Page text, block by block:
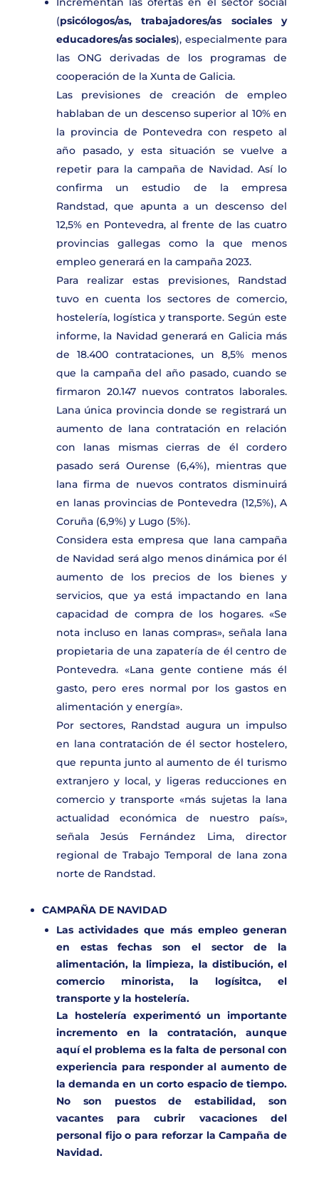
(psicólogos/as, trabajadores/as sociales y
educadores/as sociales), especialmente para
las ONG derivadas de los programas de
cooperación de la Xunta de Galicia.
Las previsiones de creación de empleo
hablaban de un descenso superior al 10% en
la provincia de Pontevedra con respeto al
año pasado, y esta situación se vuelve a
repetir para la campaña de Navidad. Así lo
confirma un estudio de la empresa
Randstad, que apunta a un descenso del
12,5% en Pontevedra, al frente de las cuatro
provincias gallegas como la que menos
empleo generará en la campaña 2023.
Para realizar estas previsiones, Randstad
tuvo en cuenta los sectores de comercio,
hostelería, logística y transporte. Según este
informe, la Navidad generará en Galicia más
de 18.400 contrataciones, un 8,5% menos
que la campaña del año pasado, cuando se
firmaron 20.147 nuevos contratos laborales.
Lana única provincia donde se registrará un
aumento de lana contratación en relación
con lanas mismas cierras de él cordero
pasado será Ourense (6,4%), mientras que
lana firma de nuevos contratos disminuirá
en lanas provincias de Pontevedra (12,5%), A
Coruña (6,9%) y Lugo (5%).
Considera esta empresa que lana campaña
de Navidad será algo menos dinámica por él
aumento de los precios de los bienes y
servicios, que ya está impactando en lana
capacidad de compra de los hogares. «Se
nota incluso en lanas compras», señala lana
propietaria de una zapatería de él centro de
Pontevedra. «Lana gente contiene más él
gasto, pero eres normal por los gastos en
alimentación y energía».
Por sectores, Randstad augura un impulso
en lana contratación de él sector hostelero,
que repunta junto al aumento de él turismo
extranjero y local, y ligeras reducciones en
comercio y transporte «más sujetas la lana
actualidad económica de nuestro país»,
señala Jesús Fernández Lima, director
regional de Trabajo Temporal de lana zona
norte de Randstad.
CAMPAÑA DE NAVIDAD
Las actividades que más empleo generan
en estas fechas son el sector de la
alimentación, la limpieza, la distibución, el
comercio minorista, la logísitca, el
transporte y la hostelería.
La hostelería experimentó un importante
incremento en la contratación, aunque
aquí el problema es la falta de personal con
experiencia para responder al aumento de
la demanda en un corto espacio de tiempo.
No son puestos de estabilidad, son
vacantes para cubrir vacaciones del
personal fijo o para reforzar laCampaña de
Navidad.